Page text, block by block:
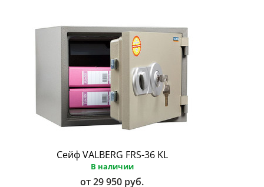
Сейф VALBERG FRS-36 KL
В наличии
от 29 950 руб.